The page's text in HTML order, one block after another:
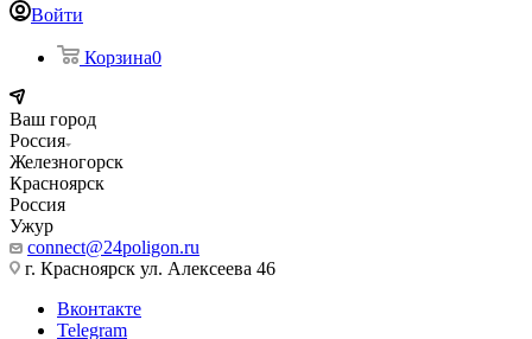
Войти
Корзина0
Ваш город
Россия
Железногорск
Красноярск
Россия
Ужур
connect@24poligon.ru
г. Красноярск ул. Алексеева 46
Вконтакте
Telegram